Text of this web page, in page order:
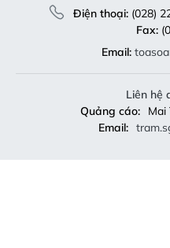
Điện thoại:(028)
Fax:
Email:
Liên hệ
Quảng cáo:
Mai
Email: